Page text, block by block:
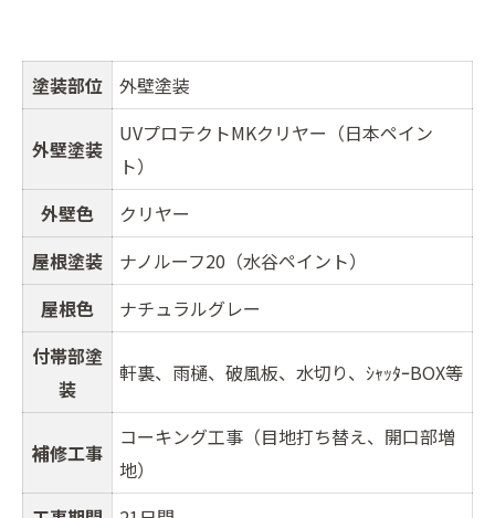
塗装部位 外壁塗装
外壁塗装
UVプロテクトMKクリヤー（日本ペイン
ト）
外壁色
クリヤー
屋根塗装
ナノルーフ20（水谷ペイント）
屋根色
ナチュラルグレー
付帯部塗
装
軒裏、雨樋、破風板、水切り、ｼｬｯﾀｰBOX等
補修工事
コーキング工事（目地打ち替え、開口部増
地）